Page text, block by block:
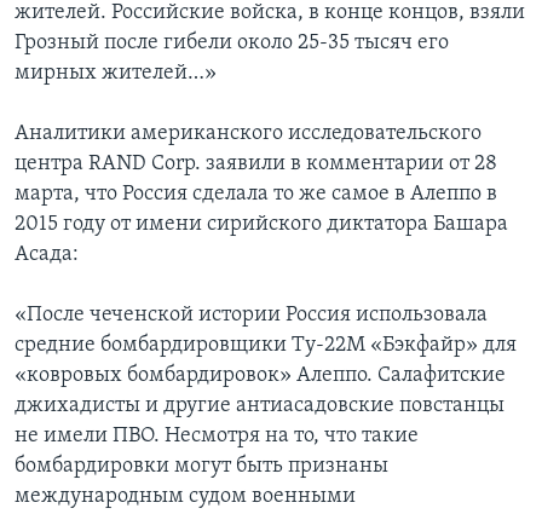
жителей. Российские войска, в конце концов, взяли
Грозный после гибели около 25-35 тысяч его
мирных жителей…»
Аналитики американского исследовательского
центра RAND Corp. заявили в комментарии от 28
марта, что Россия сделала то же самое в Алеппо в
2015 году от имени сирийского диктатора Башара
Асада:
«После чеченской истории Россия использовала
средние бомбардировщики Ту-22М «Бэкфайр» для
«ковровых бомбардировок» Алеппо. Салафитские
джихадисты и другие антиасадовские повстанцы
не имели ПВО. Несмотря на то, что такие
бомбардировки могут быть признаны
международным судом военными